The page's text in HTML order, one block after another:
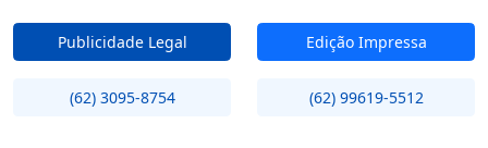
Publicidade Legal Edição Impressa
(62) 3095-8754 (62) 99619-5512